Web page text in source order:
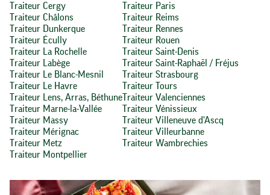
Traiteur Cergy
Traiteur Châlons
Traiteur Dunkerque
Traiteur Écully
Traiteur La Rochelle
Traiteur Labège
Traiteur Le Blanc-Mesnil
Traiteur Le Havre
Traiteur Lens, Arras, Béthune
Traiteur Marne-la-Vallée
Traiteur Massy
Traiteur Mérignac
Traiteur Metz
Traiteur Montpellier
Traiteur Paris
Traiteur Reims
Traiteur Rennes
Traiteur Rouen
Traiteur Saint-Denis
Traiteur Saint-Raphaël / Fréjus
Traiteur Strasbourg
Traiteur Tours
Traiteur Valenciennes
Traiteur Vénissieux
Traiteur Villeneuve d'Ascq
Traiteur Villeurbanne
Traiteur Wambrechies